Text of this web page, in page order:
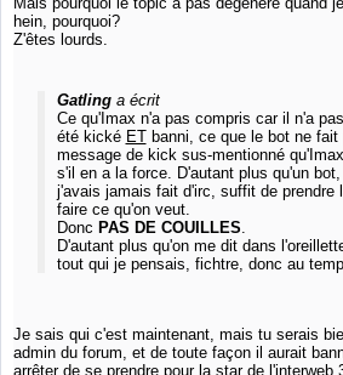
hein, pourquoi?
Z'êtes lourds.
Gatlinga écrit
Ce qu'Imax n'a pas compris car il n'a
été kické ETbanni, ce que le bot ne fait
message de kick sus-mentionné
s'il en a la force. D'autant plus qu'un
j'avais jamais fait d'irc, suffit de prendre
faire ce qu'on veut.
Donc PAS DE COUILLES
D'autant plus qu'on me dit dans
tout qui je pensais, fichtre, donc au
Je sais qui c'est maintenant, mais tu serais
admin du forum, et de toute façon il aurait
arrêter de se prendre pour la star de